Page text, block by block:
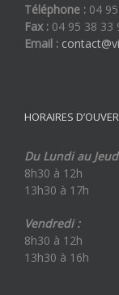
Téléphone : 04
Fax : 04 95 38 33
Email :
HORAIRES
Du Lundi au
8h30 à 12h
13h30 à 17h
Vendredi :
8h30 à 12h
13h30 à 16h